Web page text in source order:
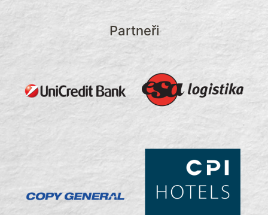
Partneři